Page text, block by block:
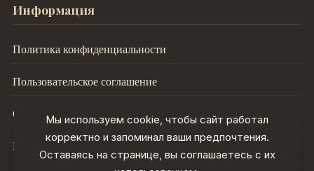
Информация
Политика конфиденциальности
Пользовательское соглашение
О проекте
Контакты
Мы используем cookie, чтобы сайт работал
корректно и запоминал ваши предпочтения.
Оставаясь на странице, вы соглашаетесь с их